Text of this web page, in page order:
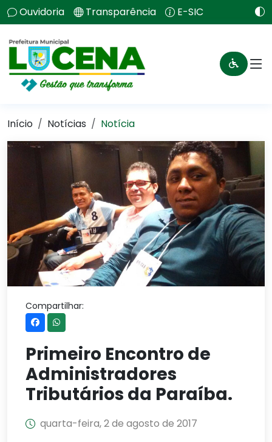
Ouvidoria Transparência E-SIC
Início Notícias Notícia
Compartilhar:
Primeiro Encontro de
Administradores
Tributários da Paraíba.
quarta-feira, 2 de agosto de 2017